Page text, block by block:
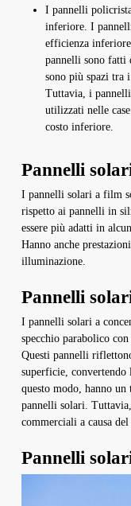
I pannelli
inferiore. I
efficienza
pannelli sono fatti
sono più spazi tra
Tuttavia, i
utilizzati nelle
costo inferiore.
Pannelli
I pannelli solari a film
rispetto ai pannelli in
essere più adatti in
Hanno anche
illuminazione.
Pannelli
I pannelli solari a
specchio parabolico
Questi pannelli
superficie, convertendo
questo modo, hanno
pannelli solari.
commerciali a causa
Pannelli